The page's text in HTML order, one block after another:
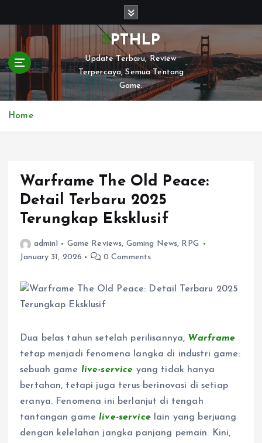
t
o
o
SPTHLP
Update Terbaru, Review
Terpercaya, Semua Tentang
Game.
Home
Warframe The Old Peace:
Detail Terbaru 2025
Terungkap Eksklusif
admin1 Game Reviews, Gaming News, RPG
January 31, 2026
0 Comments
Dua belas tahun setelah perilisannya, Warframe
tetap menjadi fenomena langka di industri game:
sebuah game live-service yang tidak hanya
bertahan, tetapi juga terus berinovasi di setiap
eranya. Fenomena ini berlanjut di tengah
tantangan gamelive-servicelain yang berjuang
dengan kelelahan jangka panjang pemain. Kini,